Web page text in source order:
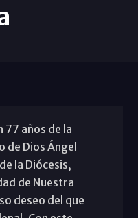
77 años de la
de Dios Ángel
la Diócesis,
de Nuestra
deseo del que